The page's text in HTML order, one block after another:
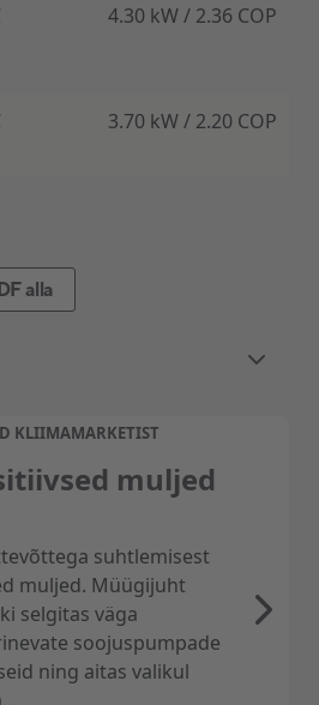
4.30 kW / 2.36 COP
3.70 kW / 2.20 COP
alla
ja õhukonditsioneeri
kiire õhksoojuspumba
asjatundlikku ning
paigaldust üle
on Tallinnas,
Saare-ja Hiiumaal, kui
KLIIMAMARKETIST
muljed
suhtlemisest
muljed. Müügijuht
selgitas väga
soojuspumpade
ning aitas valikul